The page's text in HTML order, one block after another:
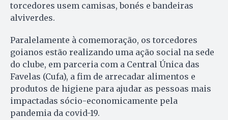
torcedores usem camisas, bonés e bandeiras
alviverdes.
Paralelamente à comemoração, os torcedores
goianos estão realizando uma ação social na sede
do clube, em parceria com a Central Única das
Favelas (Cufa), a fim de arrecadar alimentos e
produtos de higiene para ajudar as pessoas mais
impactadas sócio-economicamente pela
pandemia da covid-19.